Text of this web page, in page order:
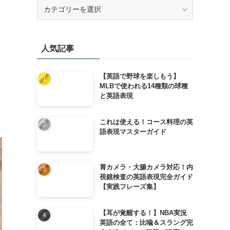
ー人気記事
【英語で野球を楽しもう】
MLBで使われる14種類の球種
と英語表現
これは使える！コース料理の英
語表現マスターガイド
胃カメラ・大腸カメラ対応！内
視鏡検査の英語表現完全ガイド
【実践フレーズ集】
【耳が覚醒する！】NBA実況
英語の全て：比喩＆スラング完